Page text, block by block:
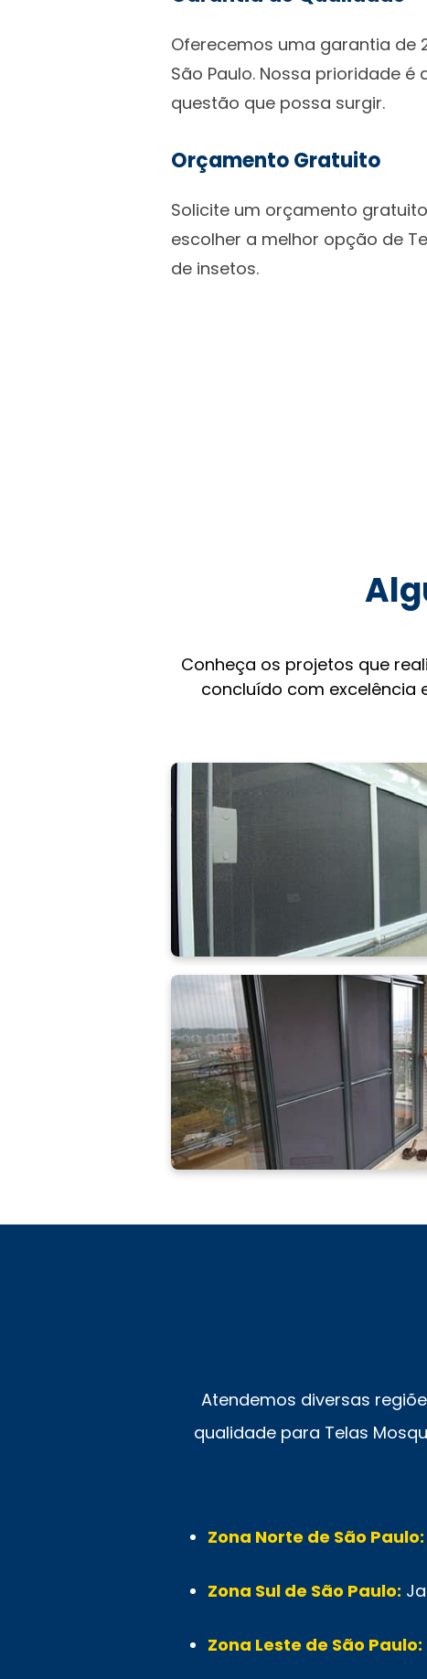
Oferecemos uma garantia de
São Paulo. Nossa prioridade
questão que possa surgir.
Orçamento Gratuito
Solicite um orçamento
escolher a melhor opção de
de insetos.
Conheça os projetos que
concluído com excelência
Atendemos diversas
qualidade para Telas
Zona Norte de São Paulo:
Zona Sul de São Paulo:
Zona Leste de São Paulo: